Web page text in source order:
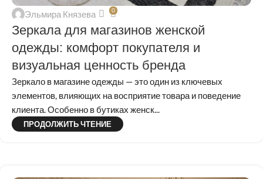
Эльмира Князева 0
Зеркала для магазинов женской
одежды: комфорт покупателя и
визуальная ценность бренда
Зеркало в магазине одежды — это один из ключевых
элементов, влияющих на восприятие товара и поведение
клиента. Особенно в бутиках женск...
ПРОДОЛЖИТЬ ЧТЕНИЕ